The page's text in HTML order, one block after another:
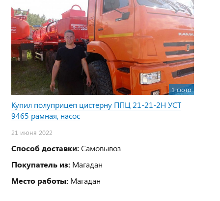
1 фото
Купил полуприцеп цистерну ППЦ 21-21-2Н УСТ
9465 рамная, насос
21 июня 2022
Способ доставки:Самовывоз
Покупатель из: Магадан
Место работы: Магадан